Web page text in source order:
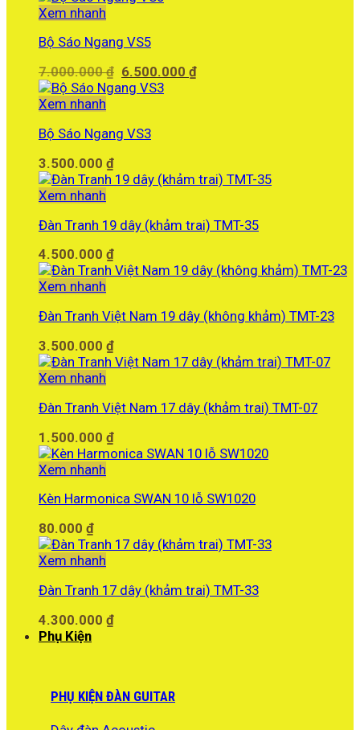
Xem nhanh
Bộ Sáo Ngang VS5
7.000.000₫ Giá
gốc
6.500.000₫Giá
Xem nhanh
Bộ Sáo Ngang VS3
3.500.000 ₫
Xem nhanh
Đàn Tranh 19 dây (khảm trai) TMT-35
4.500.000 ₫
Xem nhanh
Đàn Tranh Việt Nam 19 dây (không khảm) TMT-23
3.500.000 ₫
Xem nhanh
Đàn Tranh Việt Nam 17 dây (khảm trai) TMT-07
1.500.000 ₫
Xem nhanh
Kèn Harmonica SWAN 10 lỗ SW1020
80.000 ₫
Xem nhanh
Đàn Tranh 17 dây (khảm trai) TMT-33
4.300.000 ₫
Phụ Kiện
PHỤ KIỆN ĐÀN GUITAR